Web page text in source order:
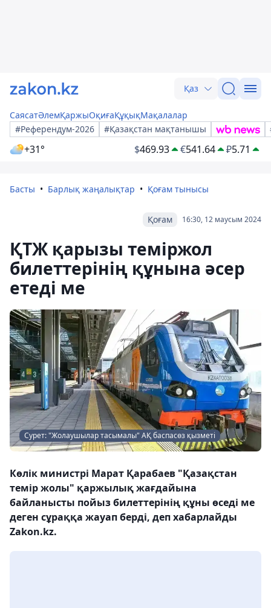
Қаз
СаясатӘлемҚаржыОқиғаҚұқықМақалалар
#Референдум-2026
#Қазақстан мақтанышы
+31° $469.93 €541.64 ₽5.71
Басты Барлық жаңалықтар Қоғам тынысы
16:30, 12 маусым 2024
Қоғам
ҚТЖ қарызы теміржол
билеттерінің құнына әсер
етеді ме
Сурет: "Жолаушылар тасымалы" АҚ баспасөз қызметі
Көлік министрі Марат Қарабаев "Қазақстан
темір жолы" қаржылық жағдайына
байланысты пойыз билеттерінің құны өседі ме
деген сұраққа жауап берді, деп хабарлайды
Zakon.kz.